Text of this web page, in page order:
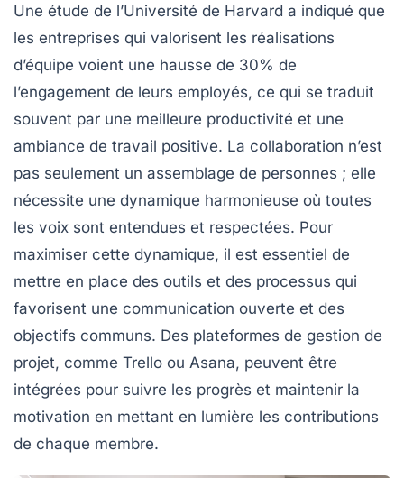
Une étude de l’Université de Harvard a indiqué que
les entreprises qui valorisent les réalisations
d’équipe voient une hausse de 30% de
l’engagement de leurs employés, ce qui se traduit
souvent par une meilleure productivité et une
ambiance de travail positive. La collaboration n’est
pas seulement un assemblage de personnes ; elle
nécessite une dynamique harmonieuse où toutes
les voix sont entendues et respectées. Pour
maximiser cette dynamique, il est essentiel de
mettre en place des outils et des processus qui
favorisent une communication ouverte et des
objectifs communs. Des plateformes de gestion de
projet, comme Trello ou Asana, peuvent être
intégrées pour suivre les progrès et maintenir la
motivation en mettant en lumière les contributions
de chaque membre.